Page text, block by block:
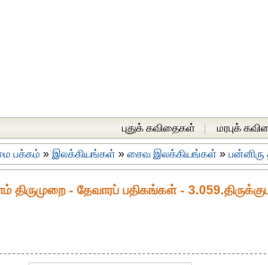
புதுக் கவிதைகள் மரபுக்
பக்கம் » இலக்கியங்கள் » சைவ இலக்கியங்கள் » பன்னிரு
திருமுறை - தேவாரப் பதிகங்கள் -